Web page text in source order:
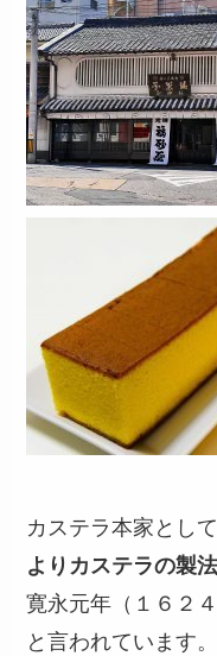
カステラ本家と
よりカステラの製
寛永元年（１６２
と言われています